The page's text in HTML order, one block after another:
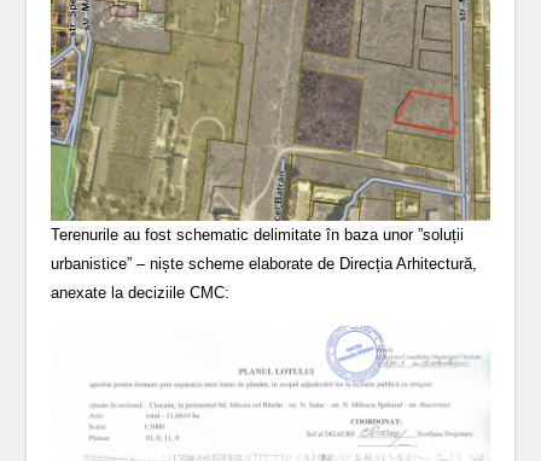
Terenurile au fost schematic delimitate în baza unor ”soluții
urbanistice” – niște scheme elaborate de Direcția Arhitectură,
anexate la deciziile CMC: